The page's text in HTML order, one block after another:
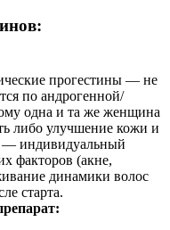
прогестины — не
по андрогенной/
одна и та же женщина
либо улучшение кожи и
— индивидуальный
факторов (акне,
динамики волос
старта.